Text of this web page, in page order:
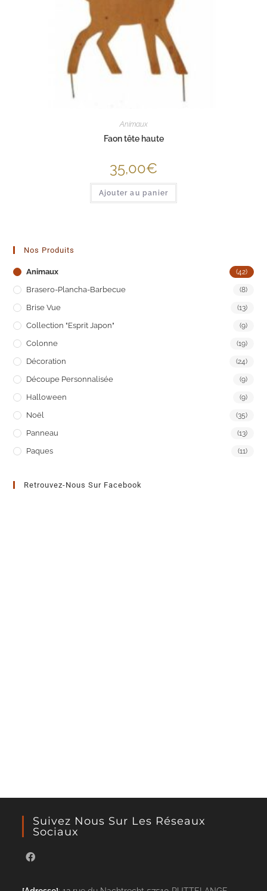
Animaux
Faon tête haute
35,00€
Ajouter au panier
Nos Produits
Animaux (42)
Brasero-Plancha-Barbecue (8)
Brise Vue (13)
Collection "Esprit Japon" (9)
Colonne (19)
Décoration (24)
Découpe Personnalisée (9)
Halloween (9)
Noël (35)
Panneau (13)
Paques (11)
Retrouvez-Nous Sur Facebook
Suivez Nous Sur Les Réseaux
Sociaux